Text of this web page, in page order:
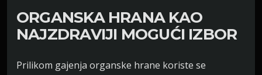
ORGANSKA HRANA KAO
NAJZDRAVIJI MOGUĆI IZBOR
Prilikom gajenja organske hrane koriste se